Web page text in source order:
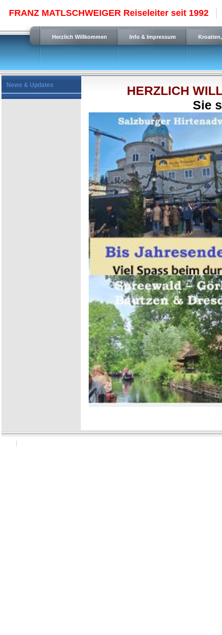
FRANZ MATLSCHWEIGER Reiseleiter seit 1992
Herzlich Willkommen Info & Impressum
News & Updates
HERZLICH
Sie sind